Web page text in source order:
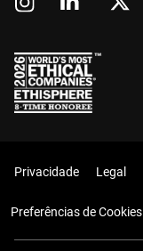
Privacidade Legal
Preferências de Cookies